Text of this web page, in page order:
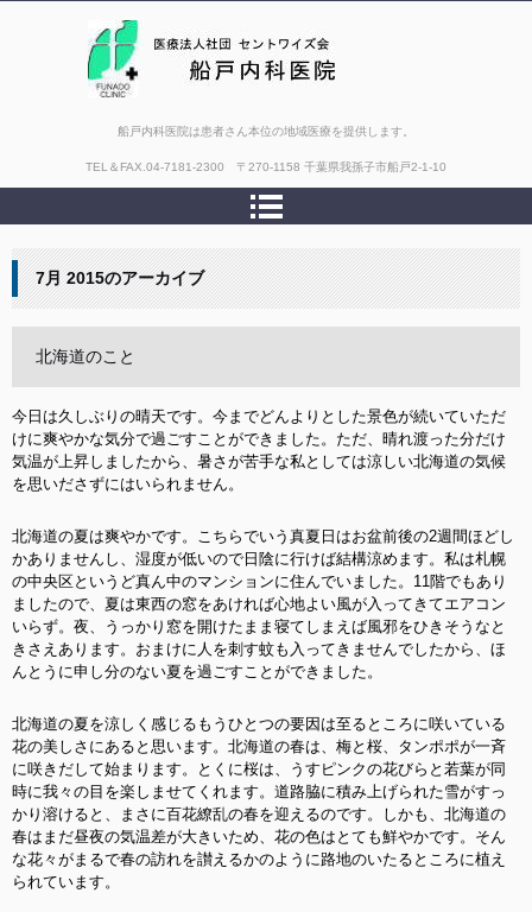
船戸内科医院は患者さん本位の地域医療を提供します。
TEL＆FAX. 04-7181-2300 〒270-1158 千葉県我孫子市船戸2-1-10
7月 2015のアーカイブ
北海道のこと
今日は久しぶりの晴天です。今までどんよりとした景色が続いていただ
けに爽やかな気分で過ごすことができました。ただ、晴れ渡った分だけ
気温が上昇しましたから、暑さが苦手な私としては涼しい北海道の気候
を思いださずにはいられません。
北海道の夏は爽やかです。こちらでいう真夏日はお盆前後の2週間ほどし
かありませんし、湿度が低いので日陰に行けば結構涼めます。私は札幌
の中央区というど真ん中のマンションに住んでいました。11階でもあり
ましたので、夏は東西の窓をあければ心地よい風が入ってきてエアコン
いらず。夜、うっかり窓を開けたまま寝てしまえば風邪をひきそうなと
きさえあります。おまけに人を刺す蚊も入ってきませんでしたから、ほ
んとうに申し分のない夏を過ごすことができました。
北海道の夏を涼しく感じるもうひとつの要因は至るところに咲いている
花の美しさにあると思います。北海道の春は、梅と桜、タンポポが一斉
に咲きだして始まります。とくに桜は、うすピンクの花びらと若葉が同
時に我々の目を楽しませてくれます。道路脇に積み上げられた雪がすっ
かり溶けると、まさに百花繚乱の春を迎えるのです。しかも、北海道の
春はまだ昼夜の気温差が大きいため、花の色はとても鮮やかです。そん
な花々がまるで春の訪れを讃えるかのように路地のいたるところに植え
られています。